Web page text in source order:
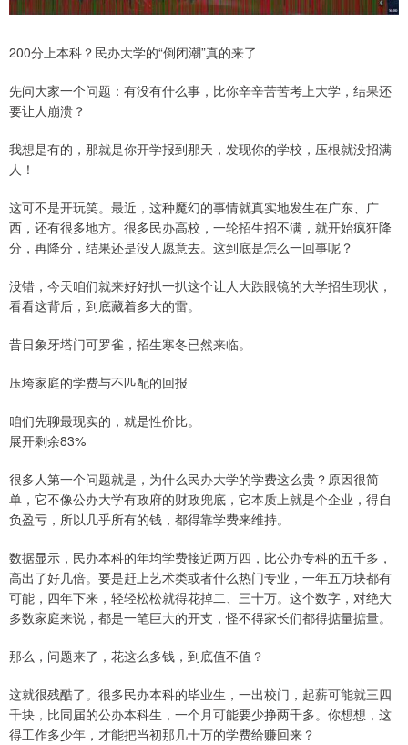
200分上本科？民办大学的“倒闭潮”真的来了
先问大家一个问题：有没有什么事，比你辛辛苦苦考上大学，结果还
要让人崩溃？
我想是有的，那就是你开学报到那天，发现你的学校，压根就没招满
人！
这可不是开玩笑。最近，这种魔幻的事情就真实地发生在广东、广
西，还有很多地方。很多民办高校，一轮招生招不满，就开始疯狂降
分，再降分，结果还是没人愿意去。这到底是怎么一回事呢？
没错，今天咱们就来好好扒一扒这个让人大跌眼镜的大学招生现状，
看看这背后，到底藏着多大的雷。
昔日象牙塔门可罗雀，招生寒冬已然来临。
压垮家庭的学费与不匹配的回报
咱们先聊最现实的，就是性价比。
展开剩余83%
很多人第一个问题就是，为什么民办大学的学费这么贵？原因很简
单，它不像公办大学有政府的财政兜底，它本质上就是个企业，得自
负盈亏，所以几乎所有的钱，都得靠学费来维持。
数据显示，民办本科的年均学费接近两万四，比公办专科的五千多，
高出了好几倍。要是赶上艺术类或者什么热门专业，一年五万块都有
可能，四年下来，轻轻松松就得花掉二、三十万。这个数字，对绝大
多数家庭来说，都是一笔巨大的开支，怪不得家长们都得掂量掂量。
那么，问题来了，花这么多钱，到底值不值？
这就很残酷了。很多民办本科的毕业生，一出校门，起薪可能就三四
千块，比同届的公办本科生，一个月可能要少挣两千多。你想想，这
得工作多少年，才能把当初那几十万的学费给赚回来？